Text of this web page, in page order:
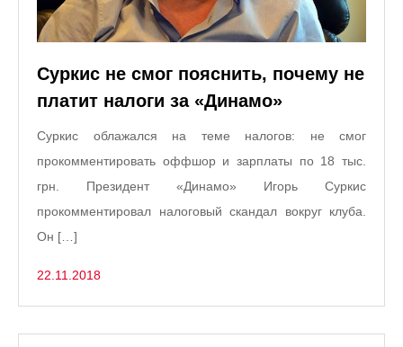
Суркис не смог пояснить, почему не
платит налоги за «Динамо»
Суркис облажался на теме налогов: не смог
прокомментировать оффшор и зарплаты по 18 тыс.
грн. Президент «Динамо» Игорь Суркис
прокомментировал налоговый скандал вокруг клуба.
Он […]
22.11.2018